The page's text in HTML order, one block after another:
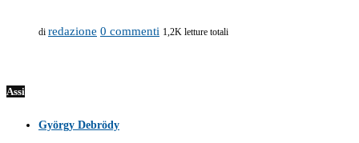
di redazione 0 commenti 1,2K letture totali
Assi
György Debrödy